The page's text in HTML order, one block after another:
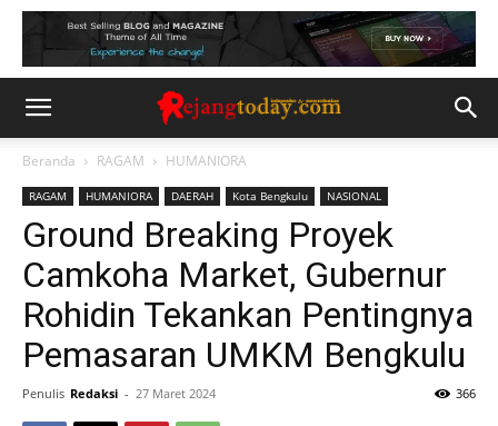
Beranda RAGAM HUMANIORA
RAGAM HUMANIORA DAERAH Kota Bengkulu NASIONAL
Ground Breaking Proyek
Camkoha Market, Gubernur
Rohidin Tekankan Pentingnya
Pemasaran UMKM Bengkulu
Penulis Redaksi - 27 Maret 2024 366